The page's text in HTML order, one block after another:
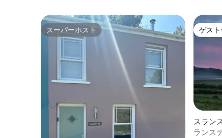
スーパーホスト
スーパーホスト ゲス
ゲスト
スラン
ランス